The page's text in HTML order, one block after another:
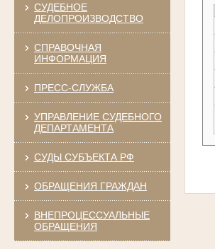
СУДЕБНОЕ
ДЕЛОПРОИЗВОДСТВО
СПРАВОЧНАЯ
ИНФОРМАЦИЯ
ПРЕСС-СЛУЖБА
УПРАВЛЕНИЕ СУДЕБНОГО
ДЕПАРТАМЕНТА
СУДЫ СУБЪЕКТА РФ
ОБРАЩЕНИЯ ГРАЖДАН
ВНЕПРОЦЕССУАЛЬНЫЕ
ОБРАЩЕНИЯ